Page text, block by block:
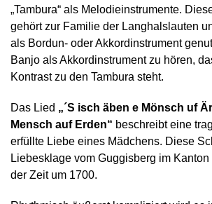
„Tambura“ als Melodieinstrumente.
gehört zur Familie der Langhalslauten
als Bordun- oder Akkordinstrument
Banjo als Akkordinstrument zu hören,
Kontrast zu den Tambura steht.
Das Lied „´S isch äben e Mönsch uf
Mensch auf Erden“ beschreibt eine
erfüllte Liebe eines Mädchens. Diese
Liebesklage vom Guggisberg im
der Zeit um 1700.